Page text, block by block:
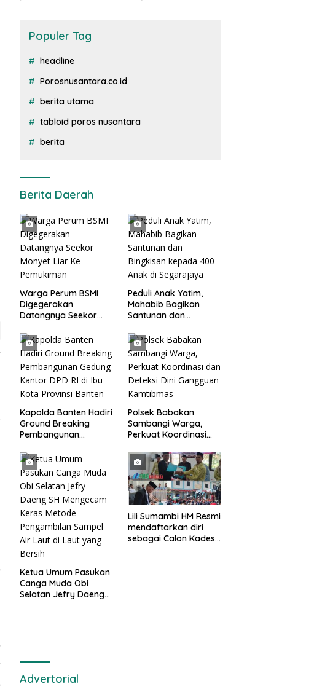
Populer Tag
headline
Porosnusantara.co.id
berita utama
tabloid poros nusantara
berita
Berita Daerah
Warga Perum BSMI
Digegerakan
Datangnya Seekor
Pemukiman
Peduli Anak Yatim,
Mahabib Bagikan
Santunan dan
Anak di Segarajaya
Kapolda Banten Hadiri
Ground Breaking
Pembangunan
di Ibu Kota Provinsi
Banten
Polsek Babakan
Sambangi Warga,
Perkuat Koordinasi
Gangguan Kamtibmas
Ketua Umum Pasukan
Canga Muda Obi
Selatan Jefry Daeng
Lili Sumambi HM Resmi
mendaftarkan diri
sebagai Calon Kades
Advertorial